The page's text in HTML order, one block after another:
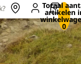
Totaal
artikelen
0